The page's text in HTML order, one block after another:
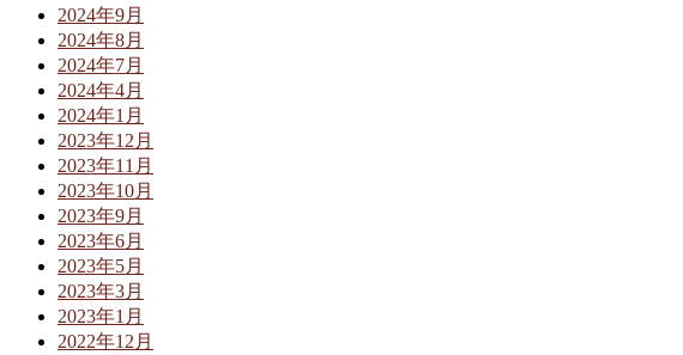
2024年9月
2024年8月
2024年7月
2024年4月
2024年1月
2023年12月
2023年11月
2023年10月
2023年9月
2023年6月
2023年5月
2023年3月
2023年1月
2022年12月